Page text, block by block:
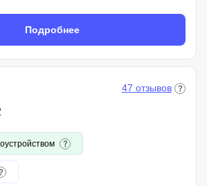
Подробнее
47 отзывов